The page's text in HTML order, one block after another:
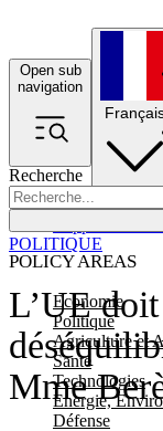
Open sub
navigation
Recherche
POLICY AREAS
Economie
Politique
Agriculture et
Santé
Technologies
Energie,
Défense
L’UE
Mme
POLITIQUE